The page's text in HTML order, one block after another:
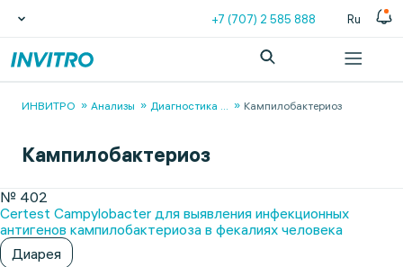
+7 (707) 2 585 888 Ru
ИНВИТРО Анализы Диагностика ... Кампилобактериоз
Кампилобактериоз
№ 402
Certest Campylobacter для выявления инфекционных
антигенов кампилобактериоза в фекалиях человека
Диарея